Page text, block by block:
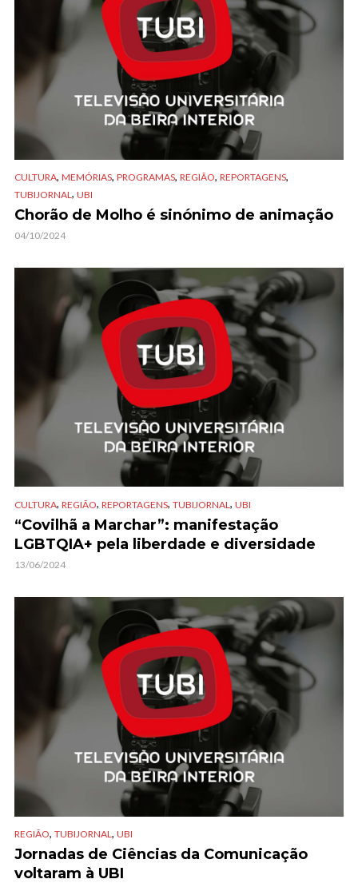
CULTURA, MEMÓRIAS, PROGRAMAS, REGIÃO, REPORTAGENS,
TUBIJORNAL , UBI
Chorão de Molho é sinónimo de animação
04/10/2024
CULTURA, REGIÃO, REPORTAGENS, TUBIJORNAL , UBI
“Covilhã a Marchar”: manifestação
LGBTQIA+ pela liberdade e diversidade
13/06/2024
REGIÃO, TUBIJORNAL, UBI
Jornadas de Ciências da Comunicação
voltaram à UBI